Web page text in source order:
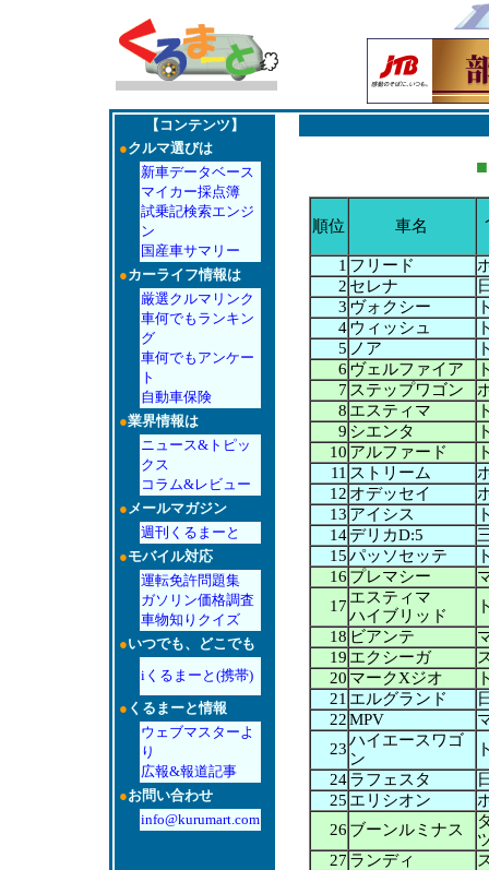
【コンテンツ】
●クルマ選びは
新車データベース
マイカー採点簿
試乗記検索エンジ
ン
国産車サマリー
●カーライフ情報は
厳選クルマリンク
車何でもランキン
グ
車何でもアンケー
ト
自動車保険
●業界情報は
ニュース&トピッ
クス
コラム&レビュー
●メールマガジン
週刊くるまーと
●モバイル対応
運転免許問題集
ガソリン価格調査
車物知りクイズ
●いつでも、どこでも
iくるまーと(携帯)
● くるまーと情報
ウェブマスターよ
り
広報&報道記事
●お問い合わせ
info@kurumart.com
■
順位 車名
1 フリード
2 セレナ
3 ヴォクシー
4 ウィッシュ
5 ノア
6 ヴェルファイア
7 ステップワゴン
8 エスティマ
9 シエンタ
10 アルファード
11 ストリーム
12 オデッセイ
13 アイシス
14 デリカD:5
15パッソセッテ
16 プレマシー
17 エスティマ
ハイブリッド
18 ビアンテ
19 エクシーガ
20 マークXジオ
21 エルグランド
22MPV
23ハイエースワゴ
ン
24 ラフェスタ
25 エリシオン
26 ブーンルミナス
27 ランディ